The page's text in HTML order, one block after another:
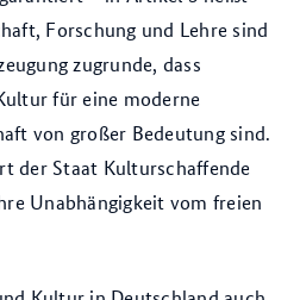
Forschung und Lehre sind
zugrunde, dass
für eine moderne
von großer Bedeutung sind.
der Staat Kulturschaffende
Unabhängigkeit vom freien